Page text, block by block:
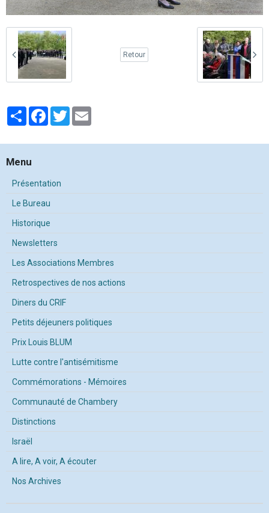
Retour
PartagerFacebook
Twitter
Menu
Présentation
Le Bureau
Historique
Newsletters
Les Associations Membres
Retrospectives de nos actions
Diners du CRIF
Petits déjeuners politiques
Prix Louis BLUM
Lutte contre l'antisémitisme
Commémorations - Mémoires
Communauté de Chambery
Distinctions
Israël
A lire, A voir, A écouter
Nos Archives